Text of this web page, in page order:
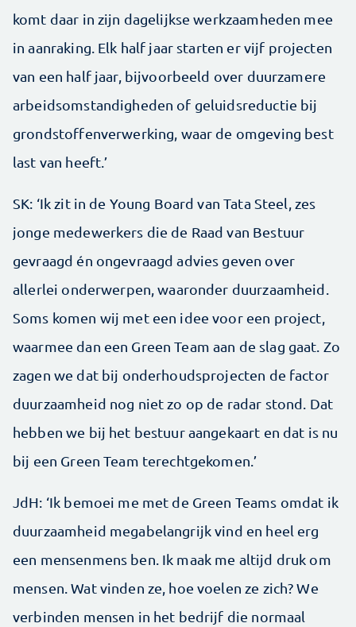
komt daar in zijn dagelijkse werkzaamheden mee
in aanraking. Elk half jaar starten er vijf projecten
van een half jaar, bijvoorbeeld over duurzamere
arbeidsomstandigheden of geluidsreductie bij
grondstoffenverwerking, waar de omgeving best
last van heeft.’
SK: ‘Ik zit in de Young Board van Tata Steel, zes
jonge medewerkers die de Raad van Bestuur
gevraagd én ongevraagd advies geven over
allerlei onderwerpen, waaronder duurzaamheid.
Soms komen wij met een idee voor een project,
waarmee dan een Green Team aan de slag gaat. Zo
zagen we dat bij onderhoudsprojecten de factor
duurzaamheid nog niet zo op de radar stond. Dat
hebben we bij het bestuur aangekaart en dat is nu
bij een Green Team terechtgekomen.’
JdH: ‘Ik bemoei me met de Green Teams omdat ik
duurzaamheid megabelangrijk vind en heel erg
een mensenmens ben. Ik maak me altijd druk om
mensen. Wat vinden ze, hoe voelen ze zich? We
verbinden mensen in het bedrijf die normaal